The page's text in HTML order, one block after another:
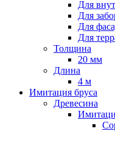
Для
Для
Для
Для
Толщина
20 мм
Длина
4 м
Имитация бруса
Древесина